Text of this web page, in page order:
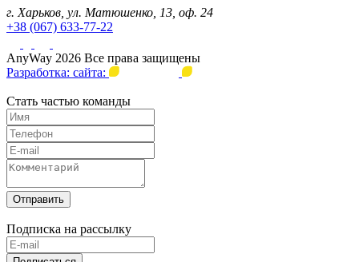
г. Харьков, ул. Матюшенко, 13, оф. 24
+38 (067) 633-77-22
AnyWay 2026 Все права защищены
Разработка: сайта:
Стать частью команды
Отправить
Подписка на рассылку